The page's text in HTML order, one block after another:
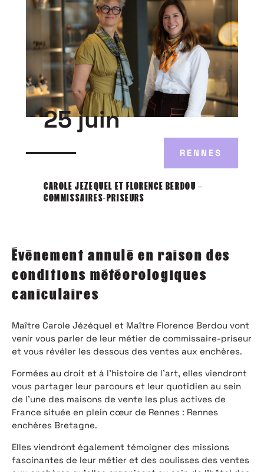
25 juin
RENNES
CAROLE JEZEQUEL ET FLORENCE BERDOU –
COMMISSAIRES-PRISEURS
Évènement annulé en raison des
conditions météorologiques
caniculaires
Maître Carole Jézéquel et Maître Florence Berdou vont
venir vous parler de leur métier de commissaire-priseur
et vous révéler les dessous des ventes aux enchères.
Formées au droit et à l’histoire de l’art, elles viendront
vous partager leur parcours et leur quotidien au sein
de l’une des maisons de vente les plus actives de
France située en plein cœur de Rennes : Rennes
enchères Bretagne.
Elles viendront également témoigner des missions
fascinantes de leur métier et des coulisses des ventes